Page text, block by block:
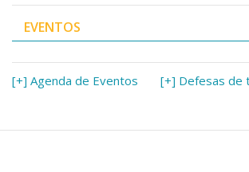
EVENTOS
[+] Agenda de Eventos [+] Defesas de